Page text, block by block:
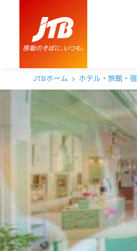
JTBホーム ホテル・旅館・宿